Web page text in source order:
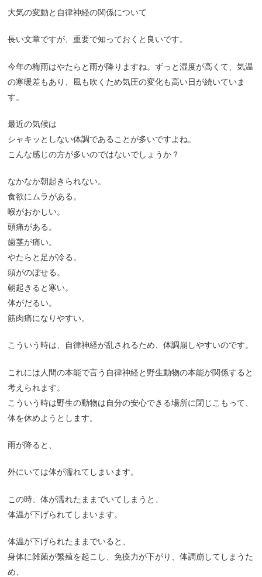
大気の変動と自律神経の関係について
長い文章ですが、重要で知っておくと良いです。
今年の梅雨はやたらと雨が降りますね。ずっと湿度が高くて、気温
の寒暖差もあり、風も吹くため気圧の変化も高い日が続いていま
す。
最近の気候は
シャキッとしない体調であることが多いですよね。
こんな感じの方が多いのではないでしょうか？
なかなか朝起きられない。
食欲にムラがある。
喉がおかしい。
頭痛がある。
歯茎が痛い。
やたらと足が冷る。
頭がのぼせる。
朝起きると寒い。
体がだるい。
筋肉痛になりやすい。
こういう時は、自律神経が乱されるため、体調崩しやすいのです。
これには人間の本能で言う自律神経と野生動物の本能が関係すると
考えられます。
こういう時は野生の動物は自分の安心できる場所に閉じこもって、
体を休めようとします。
雨が降ると、
外にいては体が濡れてしまいます。
この時、体が濡れたままでいてしまうと、
体温が下げられてしまいます。
体温が下げられたままでいると、
身体に雑菌が繁殖を起こし、免疫力が下がり、体調崩してしまうた
め、